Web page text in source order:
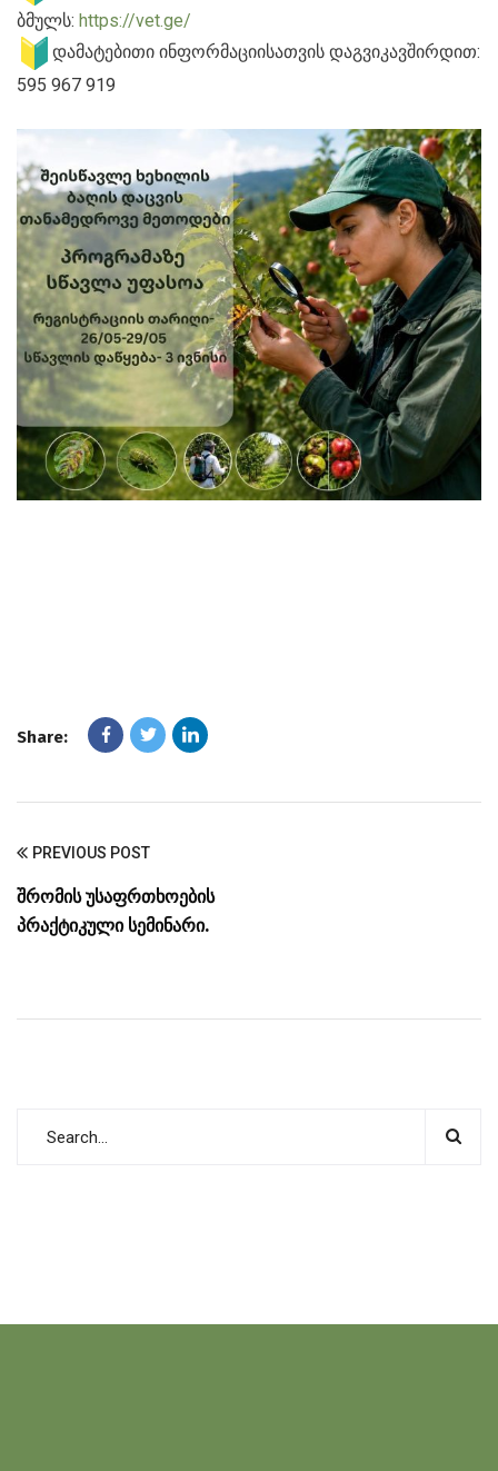
ბმულს: https://vet.ge/
დამატებითი ინფორმაციისათვის დაგვიკავშირდით:
595 967 919
Share:
PREVIOUS POST
შრომის უსაფრთხოების
პრაქტიკული სემინარი.